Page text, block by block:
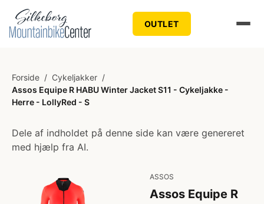
OUTLET
Forside / Cykeljakker /
Assos Equipe R HABU Winter Jacket S11 - Cykeljakke -
Herre - LollyRed - S
Dele af indholdet på denne side kan være genereret
med hjælp fra AI.
ASSOS
Assos Equipe R